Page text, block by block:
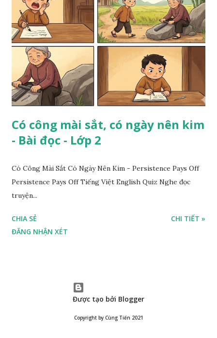
Có công mài sắt, có ngày nên kim
- Bài đọc - Lớp 2
Có Công Mài Sắt Có Ngày Nên Kim - Persistence Pays Off
Persistence Pays Off Tiếng Việt English Quiz Nghe đọc
truyện...
CHIA SẺ
ĐĂNG NHẬN XÉT
CHI TIẾT »
Được tạo bởi Blogger
Copyright by Cùng Tiến 2021